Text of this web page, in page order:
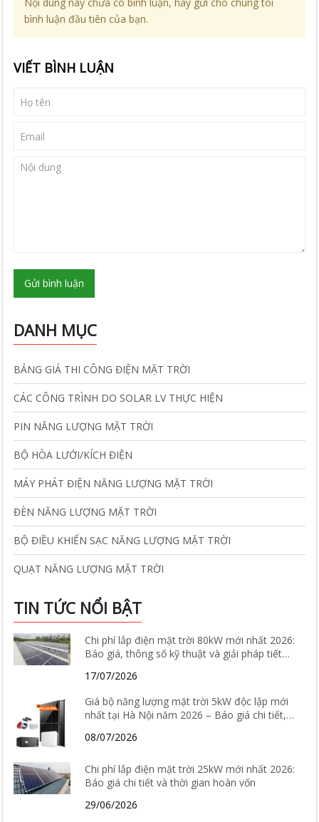
bình luận đầu tiên của bạn.
VIẾT BÌNH LUẬN
Gửi bình luận
DANH MỤC
BẢNG GIÁ THI CÔNG ĐIỆN MẶT TRỜI
CÁC CÔNG TRÌNH DO SOLAR LV THỰC HIỆN
PIN NĂNG LƯỢNG MẶT TRỜI
BỘ HÒA LƯỚI/KÍCH ĐIỆN
MÁY PHÁT ĐIỆN NĂNG LƯỢNG MẶT TRỜI
ĐÈN NĂNG LƯỢNG MẶT TRỜI
BỘ ĐIỀU KHIỂN SẠC NĂNG LƯỢNG MẶT TRỜI
QUẠT NĂNG LƯỢNG MẶT TRỜI
TIN TỨC NỔI BẬT
Chi phí lắp điện mặt trời 80kW mới nhất 2026:
Báo giá, thông số kỹ thuật và giải pháp tiết
17/07/2026
Giá bộ năng lượng mặt trời 5kW độc lập mới
nhất tại Hà Nội năm 2026 – Báo giá chi tiết,
08/07/2026
Chi phí lắp điện mặt trời 25kW mới nhất 2026:
Báo giá chi tiết và thời gian hoàn vốn
29/06/2026